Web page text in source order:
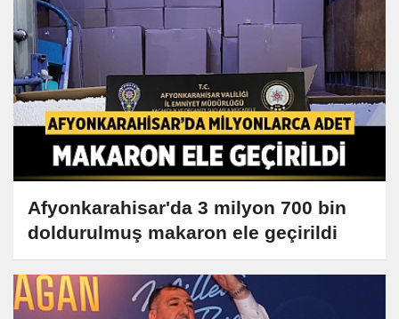
Afyonkarahisar'da 3 milyon 700 bin
doldurulmuş makaron ele geçirildi